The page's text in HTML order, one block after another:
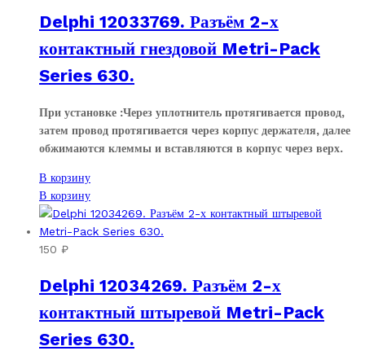
Delphi 12033769. Разъём 2-х
контактный гнездовой Metri-Pack
Series 630.
При установке :Через уплотнитель протягивается провод,
затем провод протягивается через корпус держателя, далее
обжимаются клеммы и вставляются в корпус через верх.
В корзину
В корзину
150 ₽
Delphi 12034269. Разъём 2-х
контактный штыревой Metri-Pack
Series 630.